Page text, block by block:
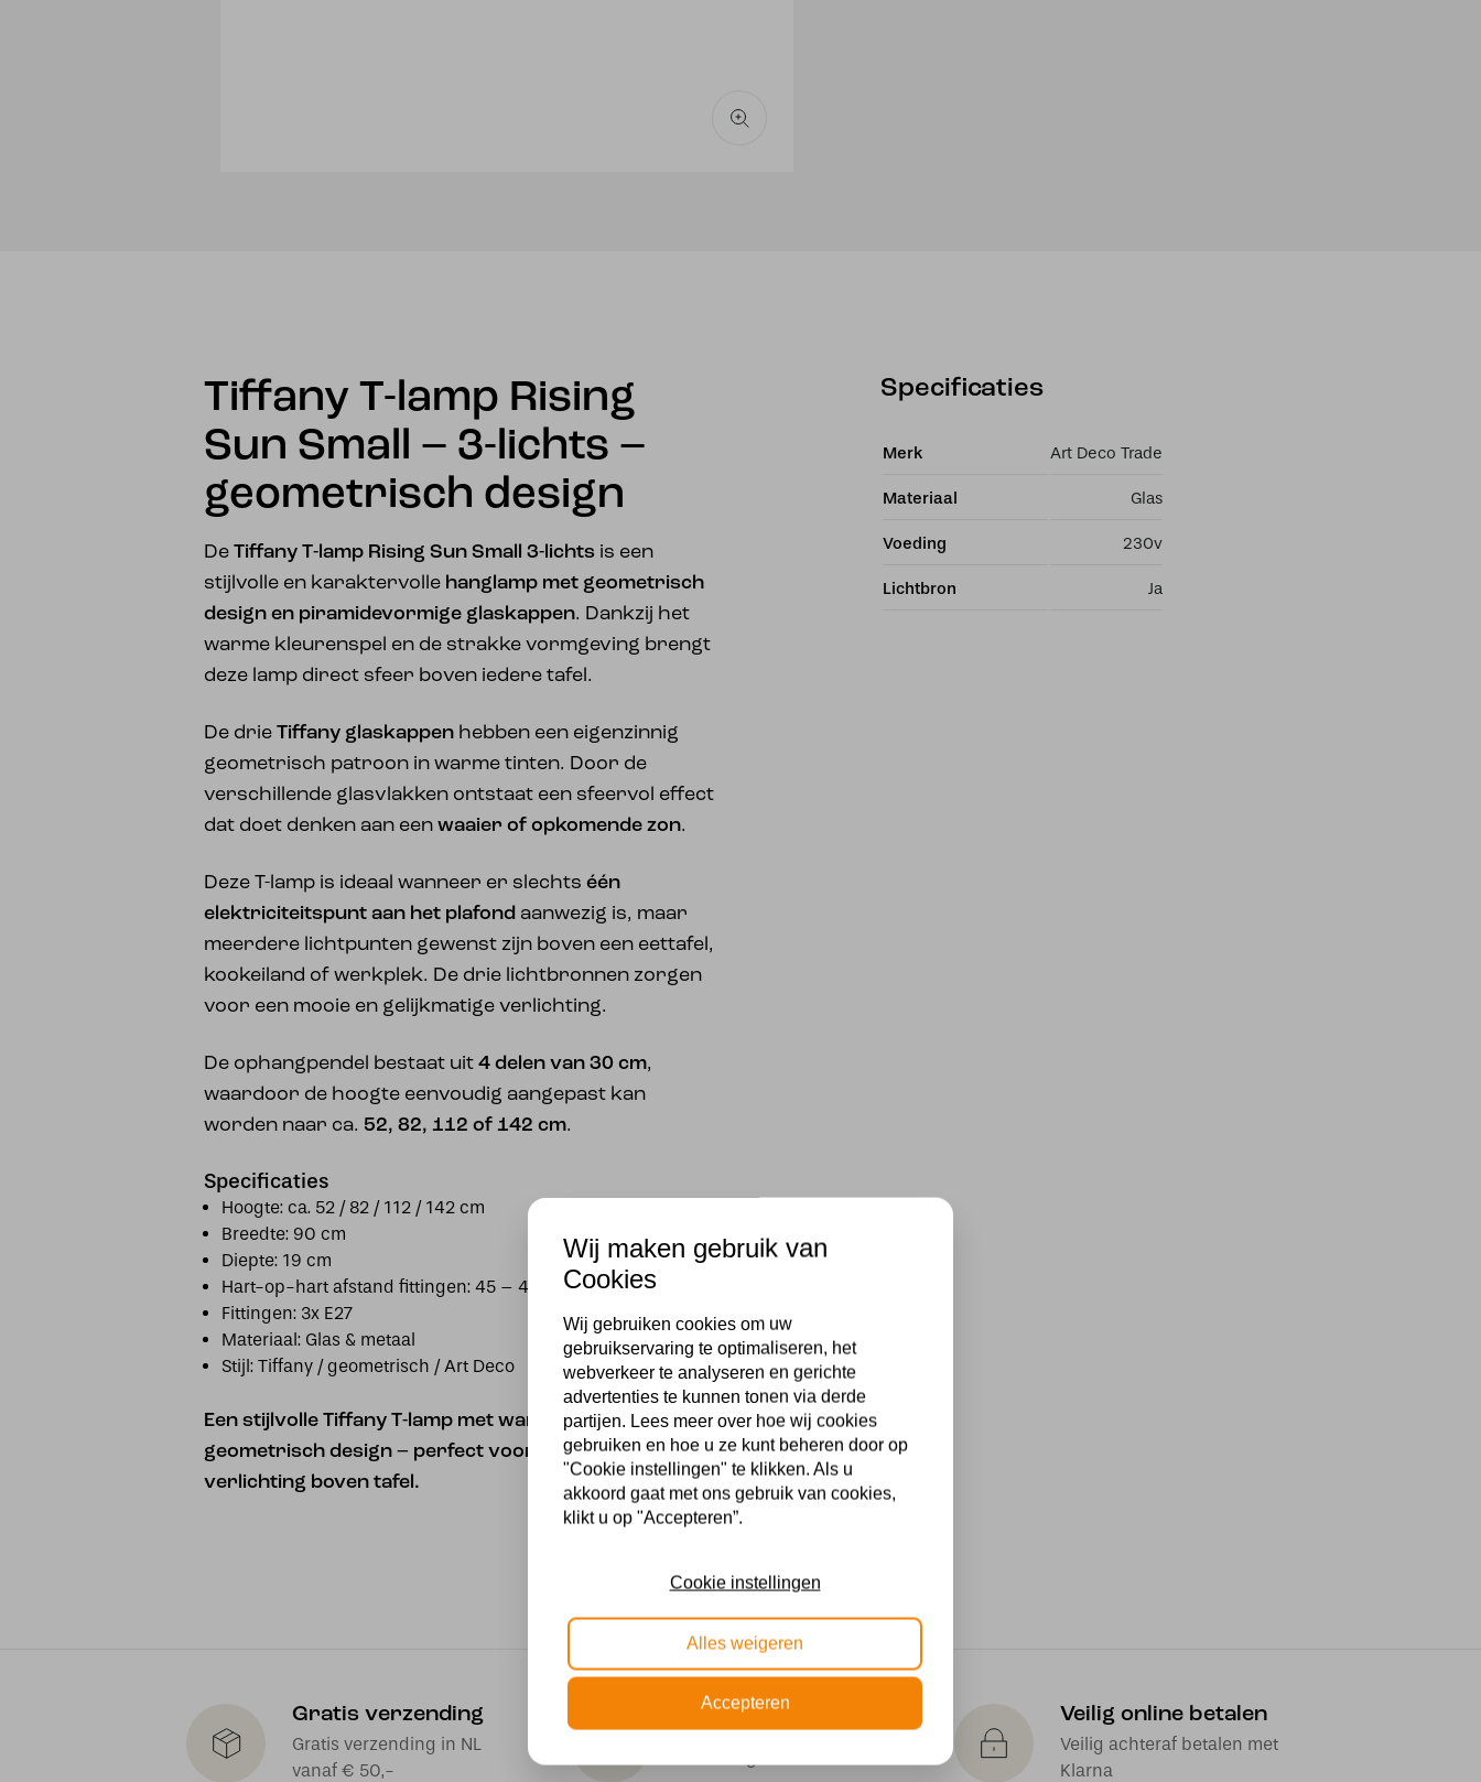
Tiffany T-lamp Rising
Sun Small – 3-lichts –
geometrisch design
DeTiffany T-lamp Rising Sun Small 3-lichts is een
stijlvolle en karaktervolle hanglamp met geometrisch
design en piramidevormige glaskappen. Dankzij het
warme kleurenspel en de strakke vormgeving brengt
deze lamp direct sfeer boven iedere tafel.
De drieTiffany glaskappen hebben een eigenzinnig
geometrisch patroon in warme tinten. Door de
verschillende glasvlakken ontstaat een sfeervol effect
dat doet denken aan eenwaaier of opkomende zon.
Deze T-lamp is ideaal wanneer er slechtséén
elektriciteitspunt aan het plafond aanwezig is, maar
meerdere lichtpunten gewenst zijn boven een eettafel,
kookeiland of werkplek. De drie lichtbronnen zorgen
voor een mooie en gelijkmatige verlichting.
De ophangpendel bestaat uit4 delen van 30 cm,
waardoor de hoogte eenvoudig aangepast kan
worden naar ca. 52, 82, 112 of 142 cm.
Specificaties
Hoogte: ca. 52 / 82 / 112 / 142 cm
Breedte: 90 cm
Diepte: 19 cm
Hart-op-hart afstand fittingen: 45 – 45 cm
Fittingen: 3x E27
Materiaal: Glas & metaal
Stijl: Tiffany / geometrisch / Art Deco
Een stijlvolle Tiffany T-lamp met warme kleuren en
geometrisch design – perfect voor sfeervolle
verlichting boven tafel.
Specificaties
Merk Art Deco Trade
Materiaal Glas
Voeding 230v
Lichtbron Ja
Gratis verzending
Gratis verzending in NL
vanaf € 50,-
Gratis lichtbronnen
Veilig online betalen
Veilig achteraf betalen met
Klarna
Wij maken gebruik van
Cookies
Wij gebruiken cookies om uw
gebruikservaring te optimaliseren, het
webverkeer te analyseren en gerichte
advertenties te kunnen tonen via derde
partijen. Lees meer over hoe wij cookies
gebruiken en hoe u ze kunt beheren door op
"Cookie instellingen" te klikken. Als u
akkoord gaat met ons gebruik van cookies,
klikt u op "Accepteren”.
Cookie instellingen
Alles weigeren
Accepteren